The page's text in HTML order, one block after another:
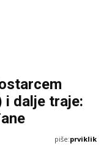
i dalje traje:
piše:prviklik